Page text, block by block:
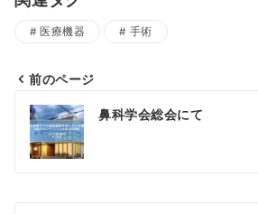
医療機器 手術
投
稿
ナ
ビ
前のページ
鼻科学会総会にて